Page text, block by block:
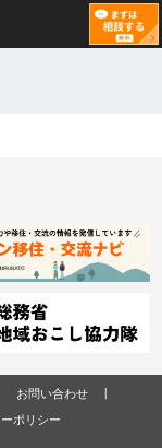
お問い合わせ
ポリシー